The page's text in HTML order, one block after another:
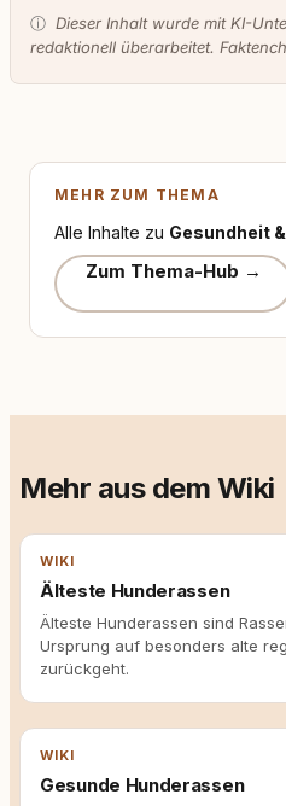
ⓘ Dieser Inhalt wurde mit KI-
redaktionell überarbeitet.
MEHR ZUM THEMA
Alle Inhalte zu Gesundheit
Zum Thema-Hub →
Mehr aus dem Wiki
WIKI
Älteste Hunderassen
Älteste Hunderassen sind
Ursprung auf besonders alte
zurückgeht.
WIKI
Gesunde Hunderassen